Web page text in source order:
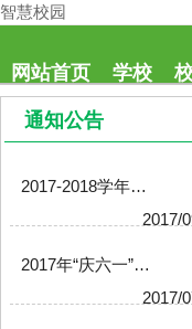
智慧校园
网站首页 学校
通知公告
2017-2018学年度第二学期教科研 工作总结
2017/
2017年“庆六一”文艺汇演活动方案
2017/